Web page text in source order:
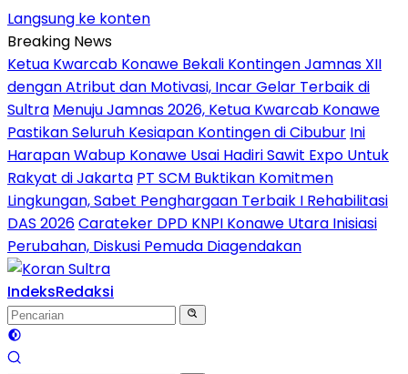
Langsung ke konten
Breaking News
Ketua Kwarcab Konawe Bekali Kontingen Jamnas XII
dengan Atribut dan Motivasi, Incar Gelar Terbaik di
Sultra Menuju Jamnas 2026, Ketua Kwarcab Konawe
Pastikan Seluruh Kesiapan Kontingen di Cibubur Ini
Harapan Wabup Konawe Usai Hadiri Sawit Expo Untuk
Rakyat di Jakarta PT SCM Buktikan Komitmen
Lingkungan, Sabet Penghargaan Terbaik I Rehabilitasi
DAS 2026Carateker DPD KNPI Konawe Utara Inisiasi
Perubahan, Diskusi Pemuda Diagendakan
IndeksRedaksi